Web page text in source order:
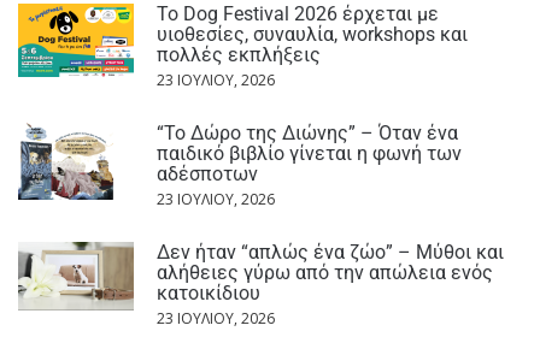
Το Dog Festival 2026 έρχεται με
υιοθεσίες, συναυλία, workshops και
πολλές εκπλήξεις
23 ΙΟΥΛΊΟΥ, 2026
“Το Δώρο της Διώνης” – Όταν ένα
παιδικό βιβλίο γίνεται η φωνή των
αδέσποτων
23 ΙΟΥΛΊΟΥ, 2026
Δεν ήταν “απλώς ένα ζώο” – Μύθοι και
αλήθειες γύρω από την απώλεια ενός
κατοικίδιου
23 ΙΟΥΛΊΟΥ, 2026